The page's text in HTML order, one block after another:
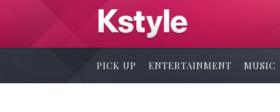
PICK UP ENTERTAINMENT MUSIC